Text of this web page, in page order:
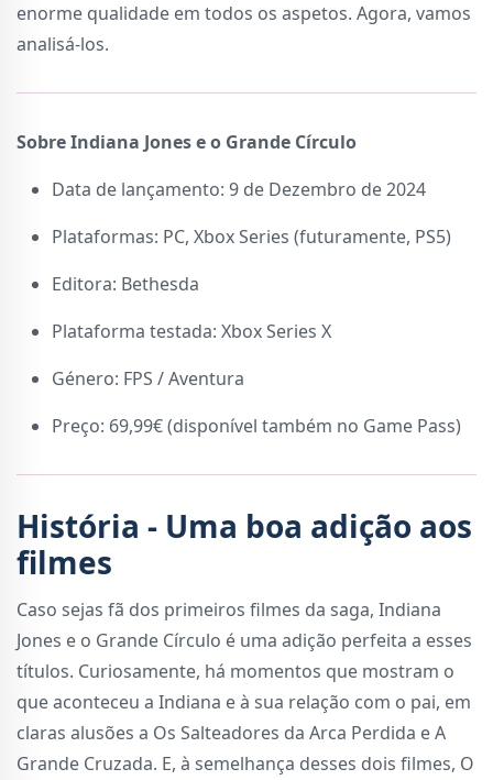
enorme qualidade em todos os aspetos. Agora, vamos
analisá-los.
Sobre Indiana Jones e o Grande Círculo
Data de lançamento: 9 de Dezembro de 2024
Plataformas: PC, Xbox Series (futuramente, PS5)
Editora: Bethesda
Plataforma testada: Xbox Series X
Género: FPS / Aventura
Preço: 69,99€ (disponível também no Game Pass)
História - Uma boa adição aos
filmes
Caso sejas fã dos primeiros filmes da saga, Indiana
Jones e o Grande Círculo é uma adição perfeita a esses
títulos. Curiosamente, há momentos que mostram o
que aconteceu a Indiana e à sua relação com o pai, em
claras alusões a Os Salteadores da Arca Perdida e A
Grande Cruzada. E, à semelhança desses dois filmes, O